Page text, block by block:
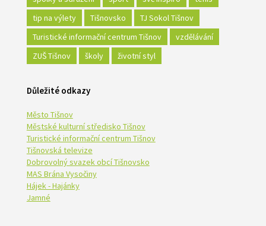
tip na výlety
Tišnovsko
TJ Sokol Tišnov
Turistické informační centrum Tišnov
vzdělávání
ZUŠ Tišnov
školy životní styl
Důležité odkazy
Město Tišnov
Městské kulturní středisko Tišnov
Turistické informační centrum Tišnov
Tišnovská televize
Dobrovolný svazek obcí Tišnovsko
MAS Brána Vysočiny
Hájek - Hajánky
Jamné